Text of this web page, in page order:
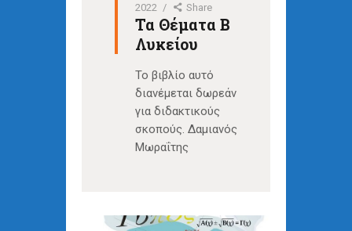
2022
Share
Τα Θέματα Β
Λυκείου
Το βιβλίο αυτό
διανέμεται δωρεάν
για διδακτικούς
σκοπούς. Δαμιανός
Μωραΐτης